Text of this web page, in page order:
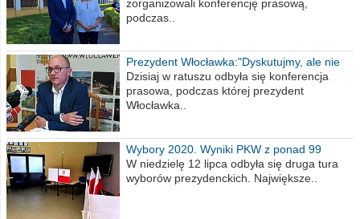
zorganizowali konferencję prasową,
podczas..
Prezydent Włocławka:"Dyskutujmy, ale nie
obrażajmy się”
Dzisiaj w ratuszu odbyła się konferencja
prasowa, podczas której prezydent
Włocławka..
Wybory 2020. Wyniki PKW z ponad 99
procent obwodów
W niedzielę 12 lipca odbyła się druga tura
wyborów prezydenckich. Największe..